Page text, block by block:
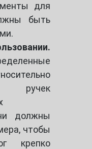
для
быть
должны
чтобы
крепко